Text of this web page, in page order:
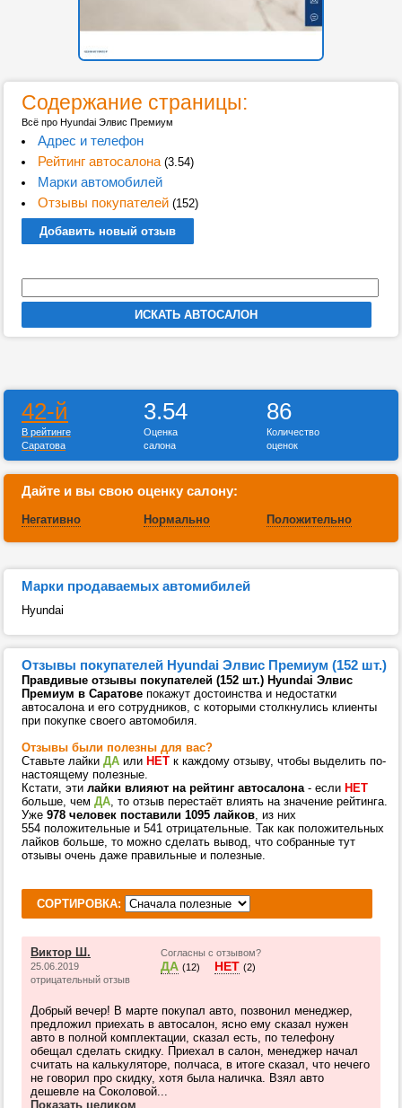
Содержание страницы:
Всё про Hyundai Элвис Премиум
Адрес и телефон
Рейтинг автосалона(3.54)
Марки автомобилей
Отзывы покупателей(152)
Добавить новый отзыв
42-й
В рейтинге
Саратова
3.54
Оценка
салона
86
Количество
оценок
Дайте и вы свою оценку салону:
Негативно Нормально Положительно
Марки продаваемых автомибилей
Hyundai
Отзывы покупателей Hyundai Элвис Премиум (152 шт.)
Правдивые отзывы покупателей (152 шт.) Hyundai Элвис
Премиум в Саратове покажут достоинства и недостатки
автосалона и его сотрудников, с которыми столкнулись клиенты
при покупке своего автомобиля.
Отзывы были полезны для вас?
Ставьте лайки ДА или НЕТ к каждому отзыву, чтобы выделить по-
настоящему полезные.
Кстати, эти лайки влияют на рейтинг автосалона- если НЕТ
больше, чем ДА, то отзыв перестаёт влиять на значение рейтинга.
Уже 978 человек поставили 1095 лайков, из них
554 положительные и 541 отрицательные. Так как положительных
лайков больше, то можно сделать вывод, что собранные тут
отзывы очень даже правильные и полезные.
СОРТИРОВКА:
Виктор Ш.
25.06.2019
отрицательный отзыв
Согласны с отзывом?
ДА (12) НЕТ (2)
Добрый вечер! В марте покупал авто, позвонил менеджер,
предложил приехать в автосалон, ясно ему сказал нужен
авто в полной комплектации, сказал есть, по телефону
обещал сделать скидку. Приехал в салон, менеджер начал
считать на калькуляторе, полчаса, в итоге сказал, что нечего
не говорил про скидку, хотя была наличка. Взял авто
дешевле на Соколовой...
Показать целиком